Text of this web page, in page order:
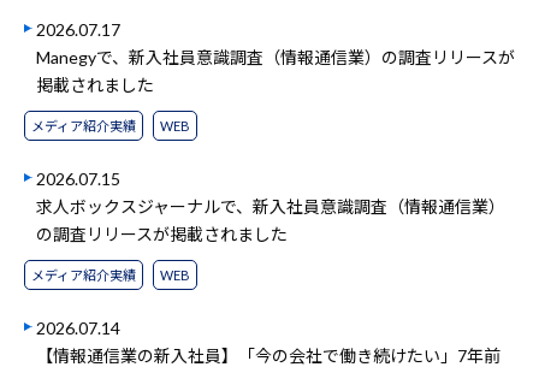
2026.07.17
Manegyで、新入社員意識調査（情報通信業）の調査リリースが
掲載されました
メディア紹介実績 WEB
2026.07.15
求人ボックスジャーナルで、新入社員意識調査（情報通信業）
の調査リリースが掲載されました
メディア紹介実績 WEB
2026.07.14
【情報通信業の新入社員】「今の会社で働き続けたい」7年前